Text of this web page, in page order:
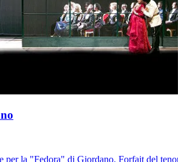
per la "Fedora" di Giordano. Forfait del